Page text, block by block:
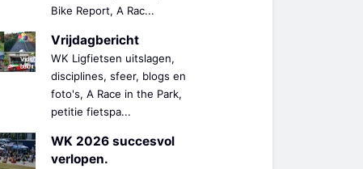
Bike Report, A Rac...
Vrijdagbericht
WK Ligfietsen uitslagen,
disciplines, sfeer, blogs en
foto's, A Race in the Park,
petitie fietspa...
WK 2026 succesvol
verlopen.